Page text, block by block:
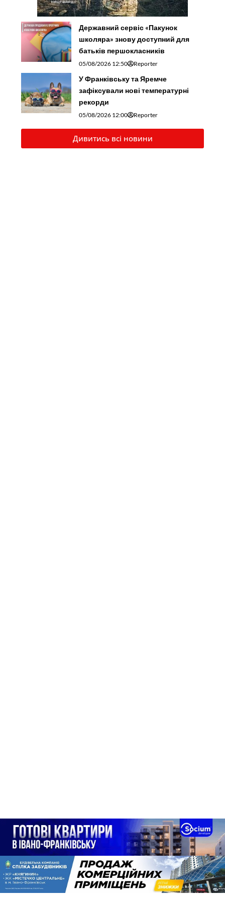
Державний сервіс «Пакунок
школяра» знову доступний для
батьків першокласників
05/08/2026 12:50 Reporter
У Франківську та Яремче
зафіксували нові температурні
рекорди
05/08/2026 12:00 Reporter
Дивитись всі новини